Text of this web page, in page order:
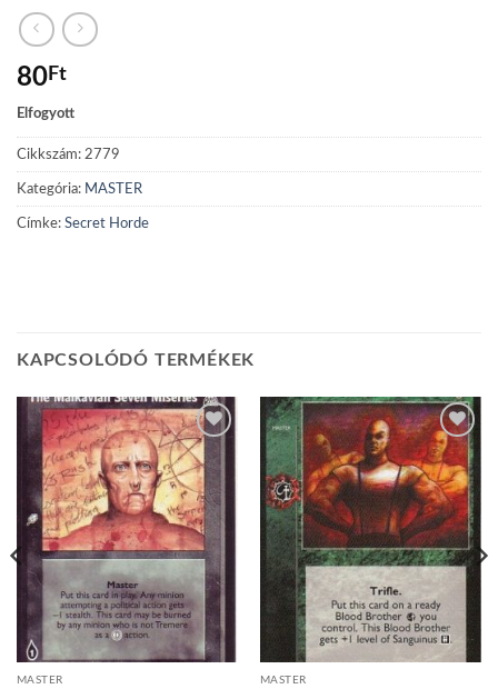
80Ft
Elfogyott
Cikkszám: 2779
Kategória: MASTER
Címke: Secret Horde
KAPCSOLÓDÓ TERMÉKEK
Add to
wishlist
MASTER
Add to
wishlist
MASTER